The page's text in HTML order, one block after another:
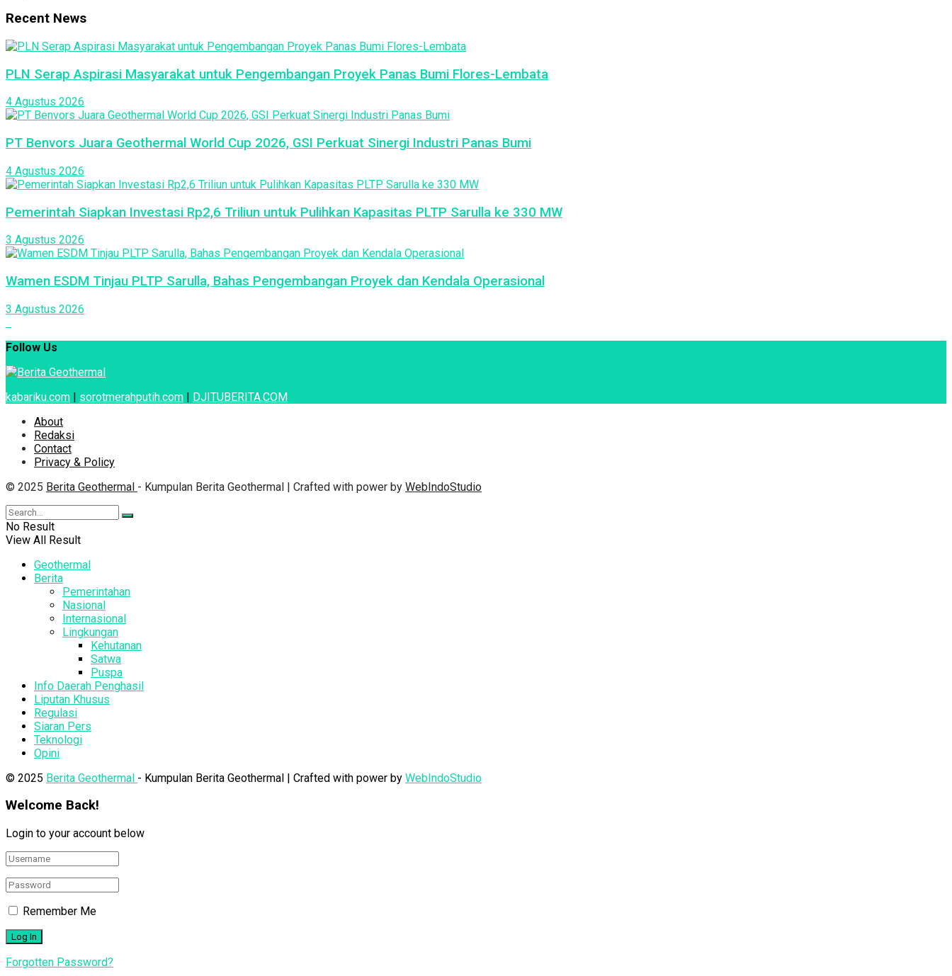
Recent News
PLN Serap Aspirasi Masyarakat untuk Pengembangan Proyek Panas Bumi Flores-Lembata
4 Agustus 2026
PT Benvors Juara Geothermal World Cup 2026, GSI Perkuat Sinergi Industri Panas Bumi
4 Agustus 2026
Pemerintah Siapkan Investasi Rp2,6 Triliun untuk Pulihkan Kapasitas PLTP Sarulla ke 330 MW
3 Agustus 2026
Wamen ESDM Tinjau PLTP Sarulla, Bahas Pengembangan Proyek dan Kendala Operasional
3 Agustus 2026
Follow Us
kabariku.com | sorotmerahputih.com | DJITUBERITA.COM
About
Redaksi
Contact
Privacy & Policy
© 2025 Berita Geothermal - Kumpulan Berita Geothermal | Crafted with power by WebIndoStudio
No Result
View All Result
Geothermal
Berita
Pemerintahan
Nasional
Internasional
Lingkungan
Kehutanan
Satwa
Puspa
Info Daerah Penghasil
Liputan Khusus
Regulasi
Siaran Pers
Teknologi
Opini
© 2025 Berita Geothermal - Kumpulan Berita Geothermal | Crafted with power by WebIndoStudio
Welcome Back!
Login to your account below
Remember Me
Forgotten Password?